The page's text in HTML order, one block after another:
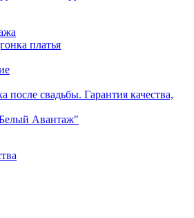
платья
после свадьбы. Гарантия качества,